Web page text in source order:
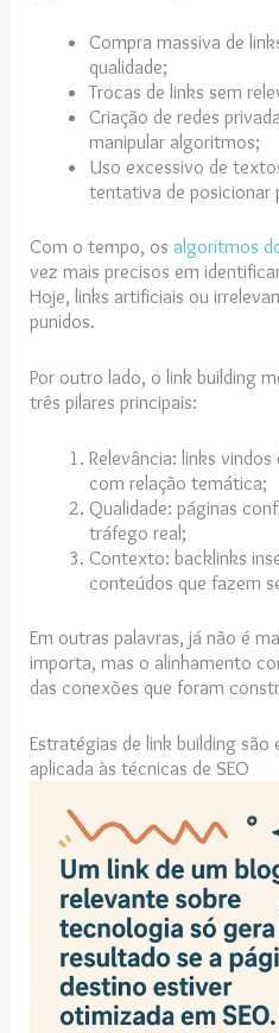
Compra massiva de
qualidade;
Trocas de links sem
Criação de redes
manipular algoritmos;
Uso excessivo de
tentativa de posicionar
Com o tempo, osalgoritmos
vez mais precisos em
Hoje, links artificiais ou
punidos.
Por outro lado, o link building
três pilares principais:
Relevância: links
com relação temática;
Qualidade: páginas
tráfego real;
Contexto: backlinks
conteúdos que fazem
Em outras palavras, já não é
importa, mas o alinhamento
das conexões que foram
Estratégias de link building são
aplicada às técnicas de SEO